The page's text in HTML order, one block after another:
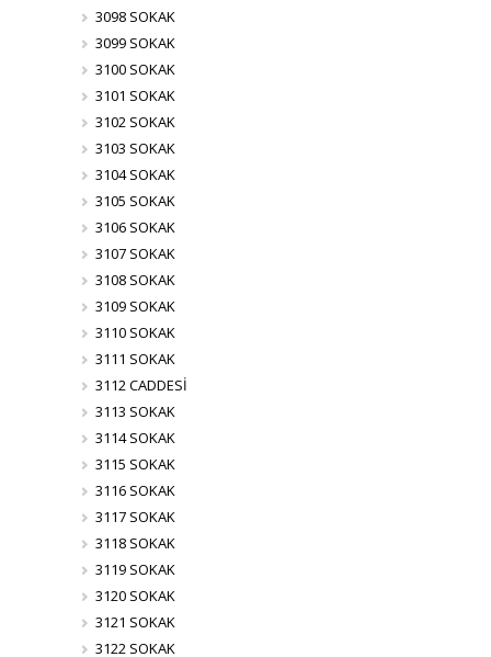
3098 SOKAK
3099 SOKAK
3100 SOKAK
3101 SOKAK
3102 SOKAK
3103 SOKAK
3104 SOKAK
3105 SOKAK
3106 SOKAK
3107 SOKAK
3108 SOKAK
3109 SOKAK
3110 SOKAK
3111 SOKAK
3112 CADDESİ
3113 SOKAK
3114 SOKAK
3115 SOKAK
3116 SOKAK
3117 SOKAK
3118 SOKAK
3119 SOKAK
3120 SOKAK
3121 SOKAK
3122 SOKAK